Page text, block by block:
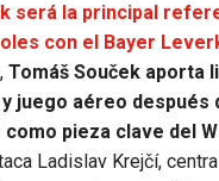
será la principal
con el Bayer
Tomáš Souček aporta
juego aéreo después
pieza clave del
Ladislav Krejčí,